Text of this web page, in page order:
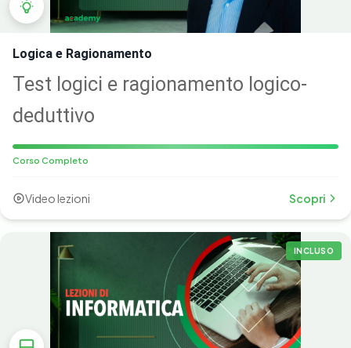
Logica e Ragionamento
Test logici e ragionamento logico-
deduttivo
Corso Completo
Video lezioni Scopri
INCLUSO